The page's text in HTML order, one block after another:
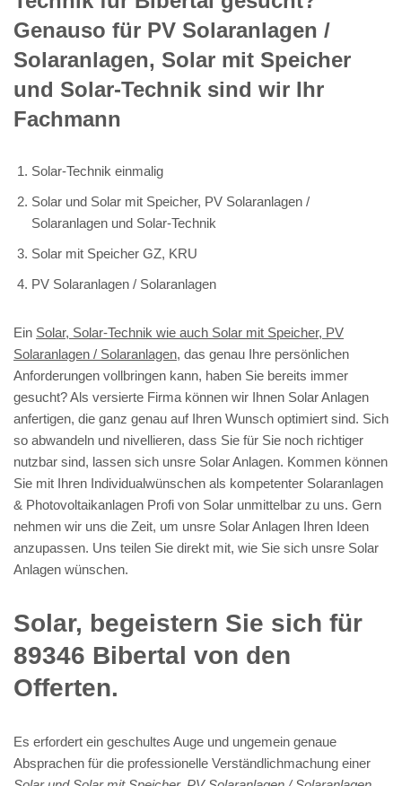
Genauso für PV Solaranlagen /
Solaranlagen, Solar mit Speicher
und Solar-Technik sind wir Ihr
Fachmann
Solar-Technik einmalig
Solar und Solar mit Speicher, PV Solaranlagen /
Solaranlagen und Solar-Technik
Solar mit Speicher GZ, KRU
PV Solaranlagen / Solaranlagen
Ein Solar, Solar-Technik wie auch Solar mit Speicher, PV
Solaranlagen / Solaranlagen, das genau Ihre persönlichen
Anforderungen vollbringen kann, haben Sie bereits immer
gesucht? Als versierte Firma können wir Ihnen Solar Anlagen
anfertigen, die ganz genau auf Ihren Wunsch optimiert sind. Sich
so abwandeln und nivellieren, dass Sie für Sie noch richtiger
nutzbar sind, lassen sich unsre Solar Anlagen. Kommen können
Sie mit Ihren Individualwünschen als kompetenter Solaranlagen
& Photovoltaikanlagen Profi von Solar unmittelbar zu uns. Gern
nehmen wir uns die Zeit, um unsre Solar Anlagen Ihren Ideen
anzupassen. Uns teilen Sie direkt mit, wie Sie sich unsre Solar
Anlagen wünschen.
Solar, begeistern Sie sich für
89346 Bibertal von den
Offerten.
Es erfordert ein geschultes Auge und ungemein genaue
Absprachen für die professionelle Verständlichmachung einer